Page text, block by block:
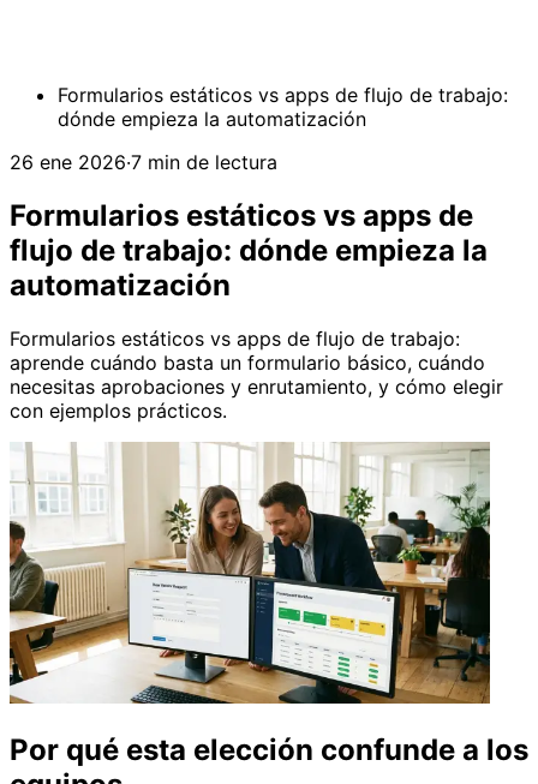
Formularios estáticos vs apps de flujo de trabajo:
dónde empieza la automatización
26 ene 2026·7 min de lectura
Formularios estáticos vs apps de
flujo de trabajo: dónde empieza la
automatización
Formularios estáticos vs apps de flujo de trabajo:
aprende cuándo basta un formulario básico, cuándo
necesitas aprobaciones y enrutamiento, y cómo elegir
con ejemplos prácticos.
Por qué esta elección confunde a los